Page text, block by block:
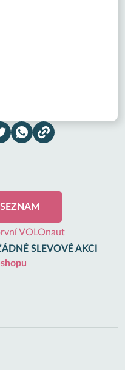
VOLOnaut
SLEVOVÉ AKCI